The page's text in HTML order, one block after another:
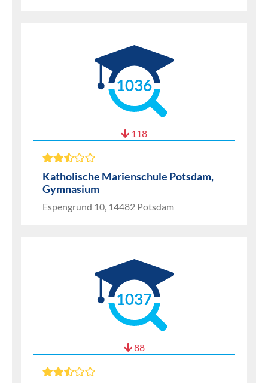
1036
118
Katholische Marienschule Potsdam,
Gymnasium
Espengrund 10, 14482 Potsdam
1037
88